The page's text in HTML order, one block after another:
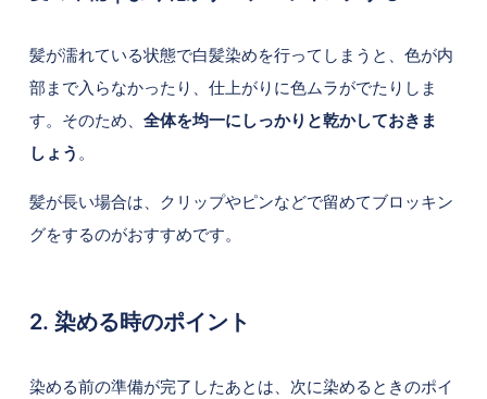
髪が濡れている状態で白髪染めを行ってしまうと、色が内
部まで入らなかったり、仕上がりに色ムラがでたりしま
す。そのため、 全体を均一にしっかりと乾かしておきま
しょう 。
髪が長い場合は、クリップやピンなどで留めてブロッキン
グをするのがおすすめです。
2. 染める時のポイント
染める前の準備が完了したあとは、次に染めるときのポイ